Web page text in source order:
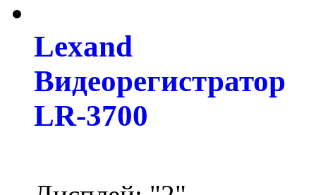
Lexand
Видеорегистратор
LR-3700